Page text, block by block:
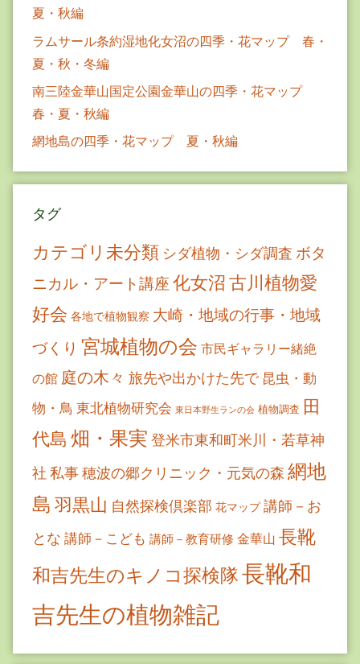
夏・秋編
ラムサール条約湿地化女沼の四季・花マップ 春・
夏・秋・冬編
南三陸金華山国定公園金華山の四季・花マップ
春・夏・秋編
網地島の四季・花マップ 夏・秋編
タグ
カテゴリ未分類 シダ植物・シダ調査 ボタ
ニカル・アート講座 化女沼古川植物愛
好会 各地で植物観察 大崎・地域の行事・地域
づくり 宮城植物の会 市民ギャラリー緒絶
の館 庭の木々 旅先や出かけた先で 昆虫・動
物・鳥 東北植物研究会 東日本野生ランの会 植物調査 田
代島 畑・果実 登米市東和町米川・若草神
社 私事穂波の郷クリニック・元気の森 網地
島 羽黒山 自然探検倶楽部 花マップ 講師－お
とな 講師－こども 講師－教育研修 金華山 長靴
和吉先生のキノコ探検隊長靴和
吉先生の植物雑記